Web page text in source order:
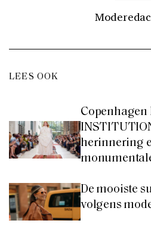
LEES OOK
Copenhagen
herinnering
De mooiste
volgens